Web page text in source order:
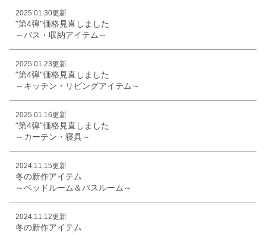
2025.01.30更新
"第4弾"価格見直しました
～バス・収納アイテム～
2025.01.23更新
"第4弾"価格見直しました
～キッチン・リビングアイテム～
2025.01.16更新
"第4弾"価格見直しました
～カーテン・寝具～
2024.11.15更新
冬の新作アイテム
～ベッドルーム＆バスルーム～
2024.11.12更新
冬の新作アイテム